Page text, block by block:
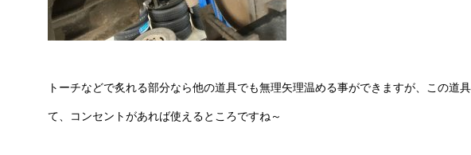
トーチなどで炙れる部分なら他の道具でも無理矢理温める事ができますが、この道
て、コンセントがあれば使えるところですね～